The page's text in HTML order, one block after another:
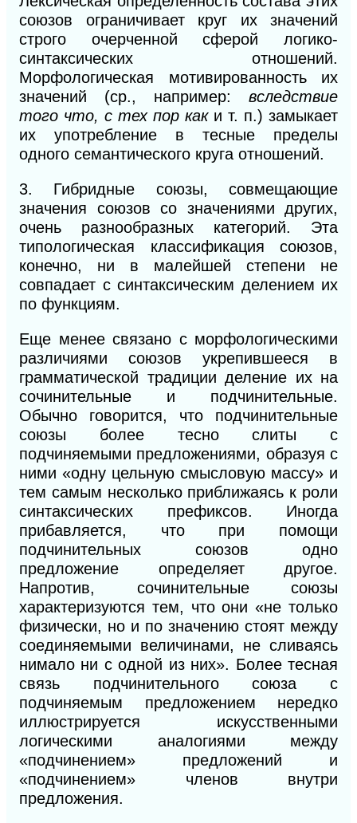
союзов ограничивает круг их значений
строго очерченной сферой логико-
синтаксических отношений.
Морфологическая мотивированность их
значений (ср., например: вследствие
того что, с тех пор как и т. п.) замыкает
их употребление в тесные пределы
одного семантического круга отношений.
3. Гибридные союзы, совмещающие
значения союзов со значениями других,
очень разнообразных категорий. Эта
типологическая классификация союзов,
конечно, ни в малейшей степени не
совпадает с синтаксическим делением их
по функциям.
Еще менее связано с морфологическими
различиями союзов укрепившееся в
грамматической традиции деление их на
сочинительные и подчинительные.
Обычно говорится, что подчинительные
союзы более тесно слиты с
подчиняемыми предложениями, образуя с
ними «одну цельную смысловую массу» и
тем самым несколько приближаясь к роли
синтаксических префиксов. Иногда
прибавляется, что при помощи
подчинительных союзов одно
предложение определяет другое.
Напротив, сочинительные союзы
характеризуются тем, что они «не только
физически, но и по значению стоят между
соединяемыми величинами, не сливаясь
нимало ни с одной из них». Более тесная
связь подчинительного союза с
подчиняемым предложением нередко
иллюстрируется искусственными
логическими аналогиями между
«подчинением» предложений и
«подчинением» членов внутри
предложения.